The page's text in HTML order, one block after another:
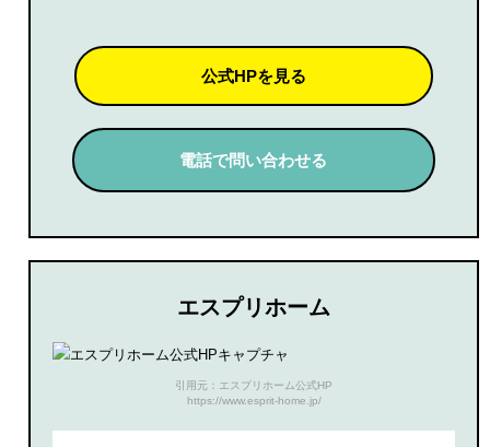
エスプリホーム
引用元：エスプリホーム公式HP
https://www.esprit-home.jp/
公式HPを見る
電話で問い合わせる